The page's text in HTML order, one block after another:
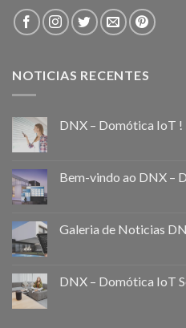
NOTICIAS RECENTES
DNX – Domótica IoT !
Bem-vindo ao DNX –
Galeria de Noticias
DNX – Domótica IoT